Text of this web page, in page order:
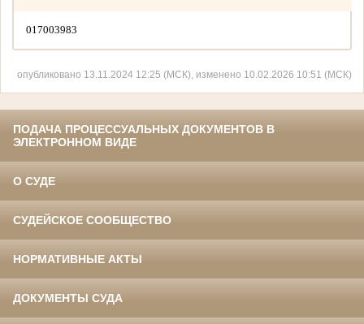
017003983
опубликовано 13.11.2024 12:25 (МСК), изменено 10.02.2026 10:51 (МСК)
ПОДАЧА ПРОЦЕССУАЛЬНЫХ ДОКУМЕНТОВ В
ЭЛЕКТРОННОМ ВИДЕ
О СУДЕ
СУДЕЙСКОЕ СООБЩЕСТВО
НОРМАТИВНЫЕ АКТЫ
ДОКУМЕНТЫ СУДА